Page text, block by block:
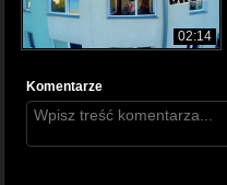
02:14
Komentarze